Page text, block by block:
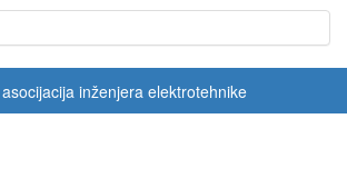
inženjera elektrotehnike